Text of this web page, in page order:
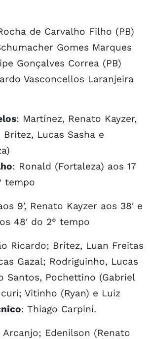
de Carvalho Filho (PB)
Gomes Marques
Gonçalves Correa (PB)
Vasconcellos Laranjeira
: Martínez, Renato Kayzer,
Brítez, Lucas Sasha e
: Ronald (Fortaleza) aos 17
tempo
9′, Renato Kayzer aos 38′ e
48′ do 2° tempo
Ricardo; Brítez, Luan Freitas
Gazal; Rodriguinho, Lucas
Santos, Pochettino (Gabriel
Vitinho (Ryan) e Luiz
: Thiago Carpini.
Arcanjo; Edenilson (Renato